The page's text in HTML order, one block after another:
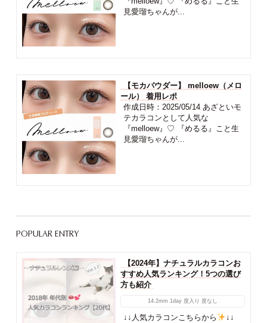
見愛瑠ちゃんが...
【モカパウダー】 melloew（メロ
ール） 着用レポ
作成日時：2025/05/14 あざといモ
テカラコンとして人気な
『melloew』♡ 『めるる』こと生
見愛瑠ちゃんが...
POPULAR ENTRY
【2024年】ナチュラルカラコンお
すすめ人気ランキング！5つの選び
方も紹介
14.2mm 1day 度入り 度なし
↓↓人気カラコンこちらから ↓↓